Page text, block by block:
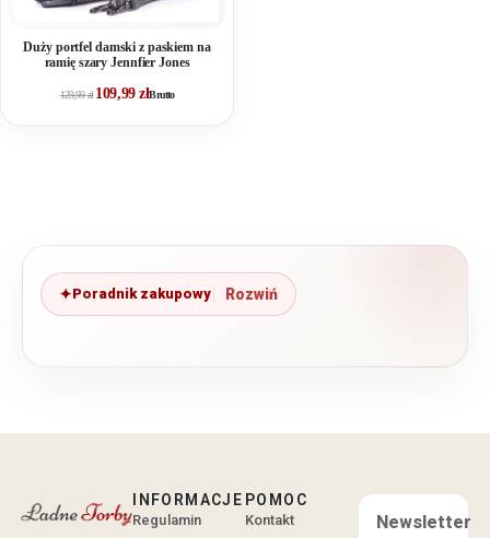
Duży portfel damski z paskiem na
ramię szary Jennfier Jones
129,99zł 109,99złBrutto
Poradnik zakupowy
INFORMACJE
Regulamin
POMOC
Kontakt
Newsletter